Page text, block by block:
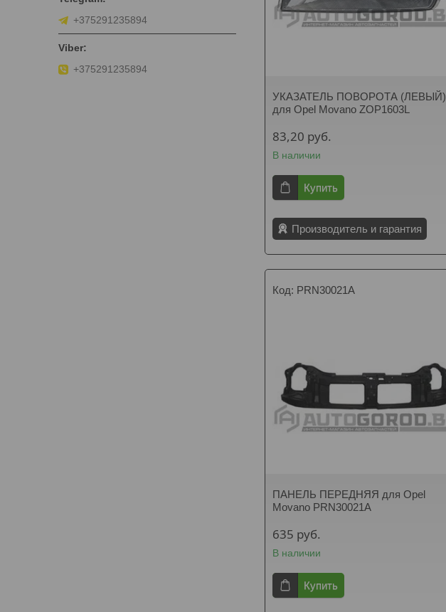
УКАЗАТЕЛЬ ПОВОРОТА (ЛЕВЫЙ)
для Opel Movano ZOP1603L
83,20 руб.
В наличии
Купить
Производитель и гарантия
PRN30021A
ПАНЕЛЬ ПЕРЕДНЯЯ для Opel
Movano PRN30021A
635 руб.
В наличии
Купить
+375291235894
+375291235894